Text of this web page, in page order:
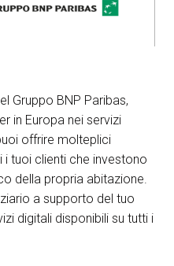
arrow_circle_right
ITEN
Gruppo BNP Paribas,
in Europa nei servizi
offrire molteplici
tuoi clienti che investono
della propria abitazione.
a supporto del tuo
digitali disponibili su tutti i